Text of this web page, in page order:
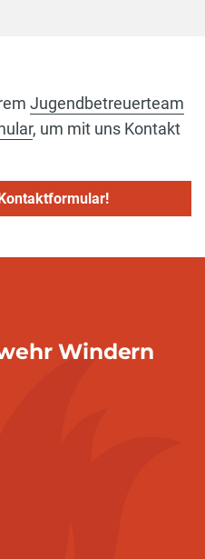
Jugendbetreuerteam
, um mit uns Kontakt
Windern